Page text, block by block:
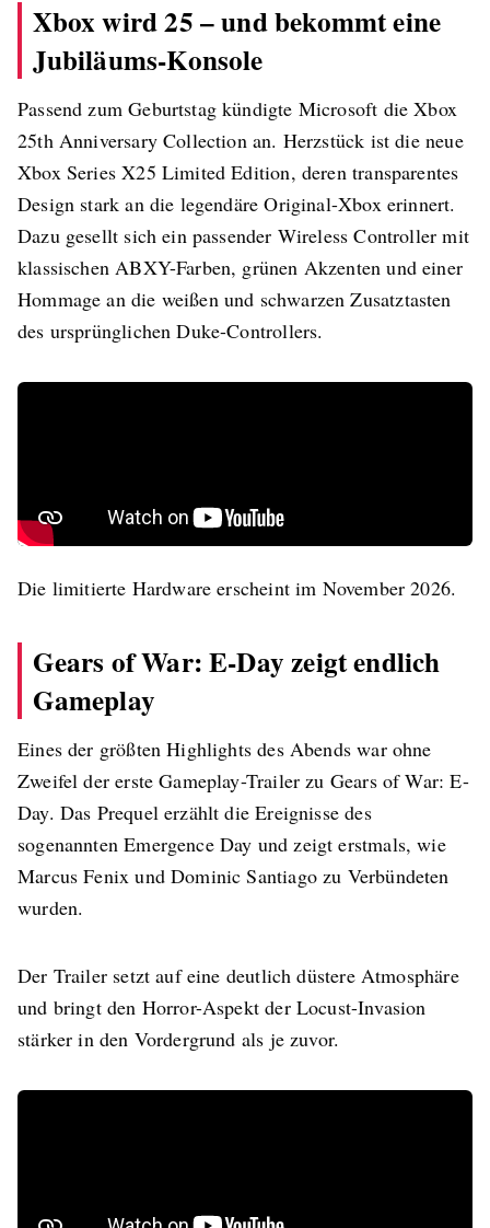
Xbox wird 25 – und bekommt eine
Jubiläums-Konsole
Passend zum Geburtstag kündigte Microsoft die Xbox
25th Anniversary Collection an. Herzstück ist die neue
Xbox Series X25 Limited Edition, deren transparentes
Design stark an die legendäre Original-Xbox erinnert.
Dazu gesellt sich ein passender Wireless Controller mit
klassischen ABXY-Farben, grünen Akzenten und einer
Hommage an die weißen und schwarzen Zusatztasten
des ursprünglichen Duke-Controllers.
Die limitierte Hardware erscheint im November 2026.
Gears of War: E-Day zeigt endlich
Gameplay
Eines der größten Highlights des Abends war ohne
Zweifel der erste Gameplay-Trailer zu Gears of War: E-
Day. Das Prequel erzählt die Ereignisse des
sogenannten Emergence Day und zeigt erstmals, wie
Marcus Fenix und Dominic Santiago zu Verbündeten
wurden.
Der Trailer setzt auf eine deutlich düstere Atmosphäre
und bringt den Horror-Aspekt der Locust-Invasion
stärker in den Vordergrund als je zuvor.